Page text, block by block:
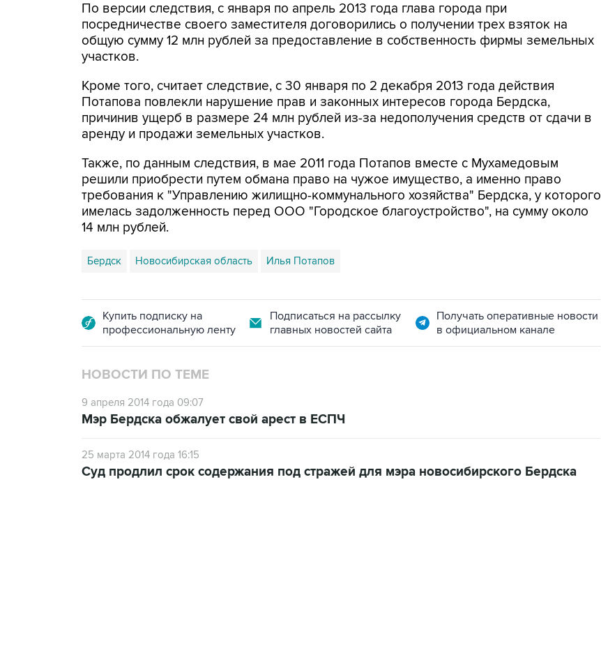
По версии следствия, с января по апрель 2013 года глава города при
посредничестве своего заместителя договорились о получении трех взяток на
общую сумму 12 млн рублей за предоставление в собственность фирмы земельных
участков.
Кроме того, считает следствие, с 30 января по 2 декабря 2013 года действия
Потапова повлекли нарушение прав и законных интересов города Бердска,
причинив ущерб в размере 24 млн рублей из-за недополучения средств от сдачи в
аренду и продажи земельных участков.
Также, по данным следствия, в мае 2011 года Потапов вместе с Мухамедовым
решили приобрести путем обмана право на чужое имущество, а именно право
требования к "Управлению жилищно-коммунального хозяйства" Бердска, у которого
имелась задолженность перед ООО "Городское благоустройство", на сумму около
14 млн рублей.
Бердск Новосибирская область Илья Потапов
Купить подписку на
профессиональную ленту
Подписаться на рассылку
главных новостей сайта
Получать оперативные новости
в официальном канале
НОВОСТИ ПО ТЕМЕ
9 апреля 2014 года 09:07
Мэр Бердска обжалует свой арест в ЕСПЧ
25 марта 2014 года 16:15
Суд продлил срок содержания под стражей для мэра новосибирского Бердска